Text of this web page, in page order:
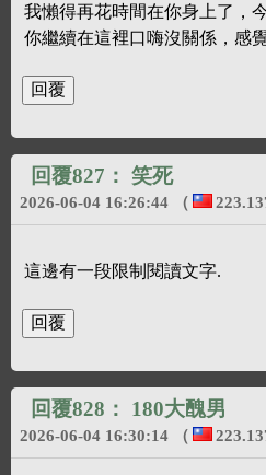
我懶得再花時間在你身上了，
你繼續在這裡口嗨沒關係，感
回覆827： 笑死
2026-06-04 16:26:44 （
這邊有一段限制閱讀文字.
回覆828： 180大醜男
2026-06-04 16:30:14 （